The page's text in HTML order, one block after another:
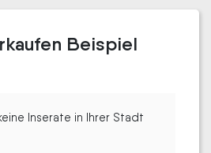
Beispiel
Inserate in Ihrer Stadt